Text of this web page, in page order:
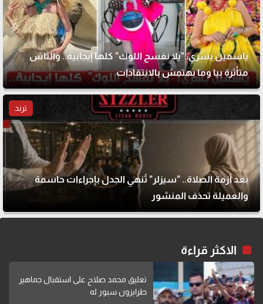
ياسمين يسري: "يلا نفسح اللوك" كلها إيجابية.. والناس
متأثرة بيا وما بهتمش بالانتقادات
ترند
بعد أزمة الصلاة.. "سيزلر" تُنهي الجدل بإجراءات حاسمة
والعميلة تحذف المنشور
الاكثر قراءة
تعليق محمد صلاح على استقبال جماهير
طرابزون سبور له